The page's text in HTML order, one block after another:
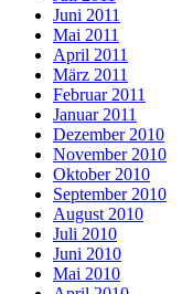
Juni 2011
Mai 2011
April 2011
März 2011
Februar 2011
Januar 2011
Dezember 2010
November 2010
Oktober 2010
September 2010
August 2010
Juli 2010
Juni 2010
Mai 2010